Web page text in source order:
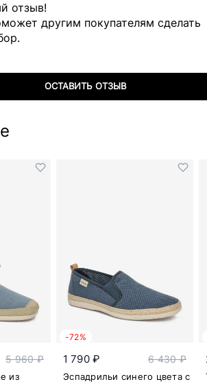
отзыв!
другим покупателям сделать
ОСТАВИТЬ ОТЗЫВ
5 960 ₽
из
-72%
1 790 ₽ 6 430 ₽
Эспадрильи синего цвета с